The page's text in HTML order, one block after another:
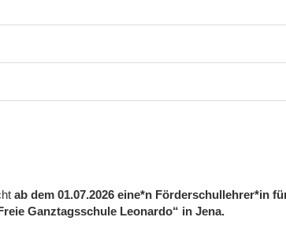
ab dem 01.07.2026 eine*n Förderschullehrer*in
Ganztagsschule Leonardo“ in Jena.